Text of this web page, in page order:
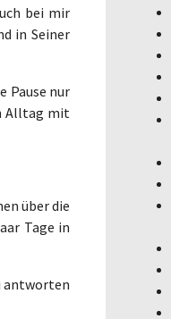
bei mir
in Seiner
Pause nur
Alltag mit
über die
Tage in
antworten